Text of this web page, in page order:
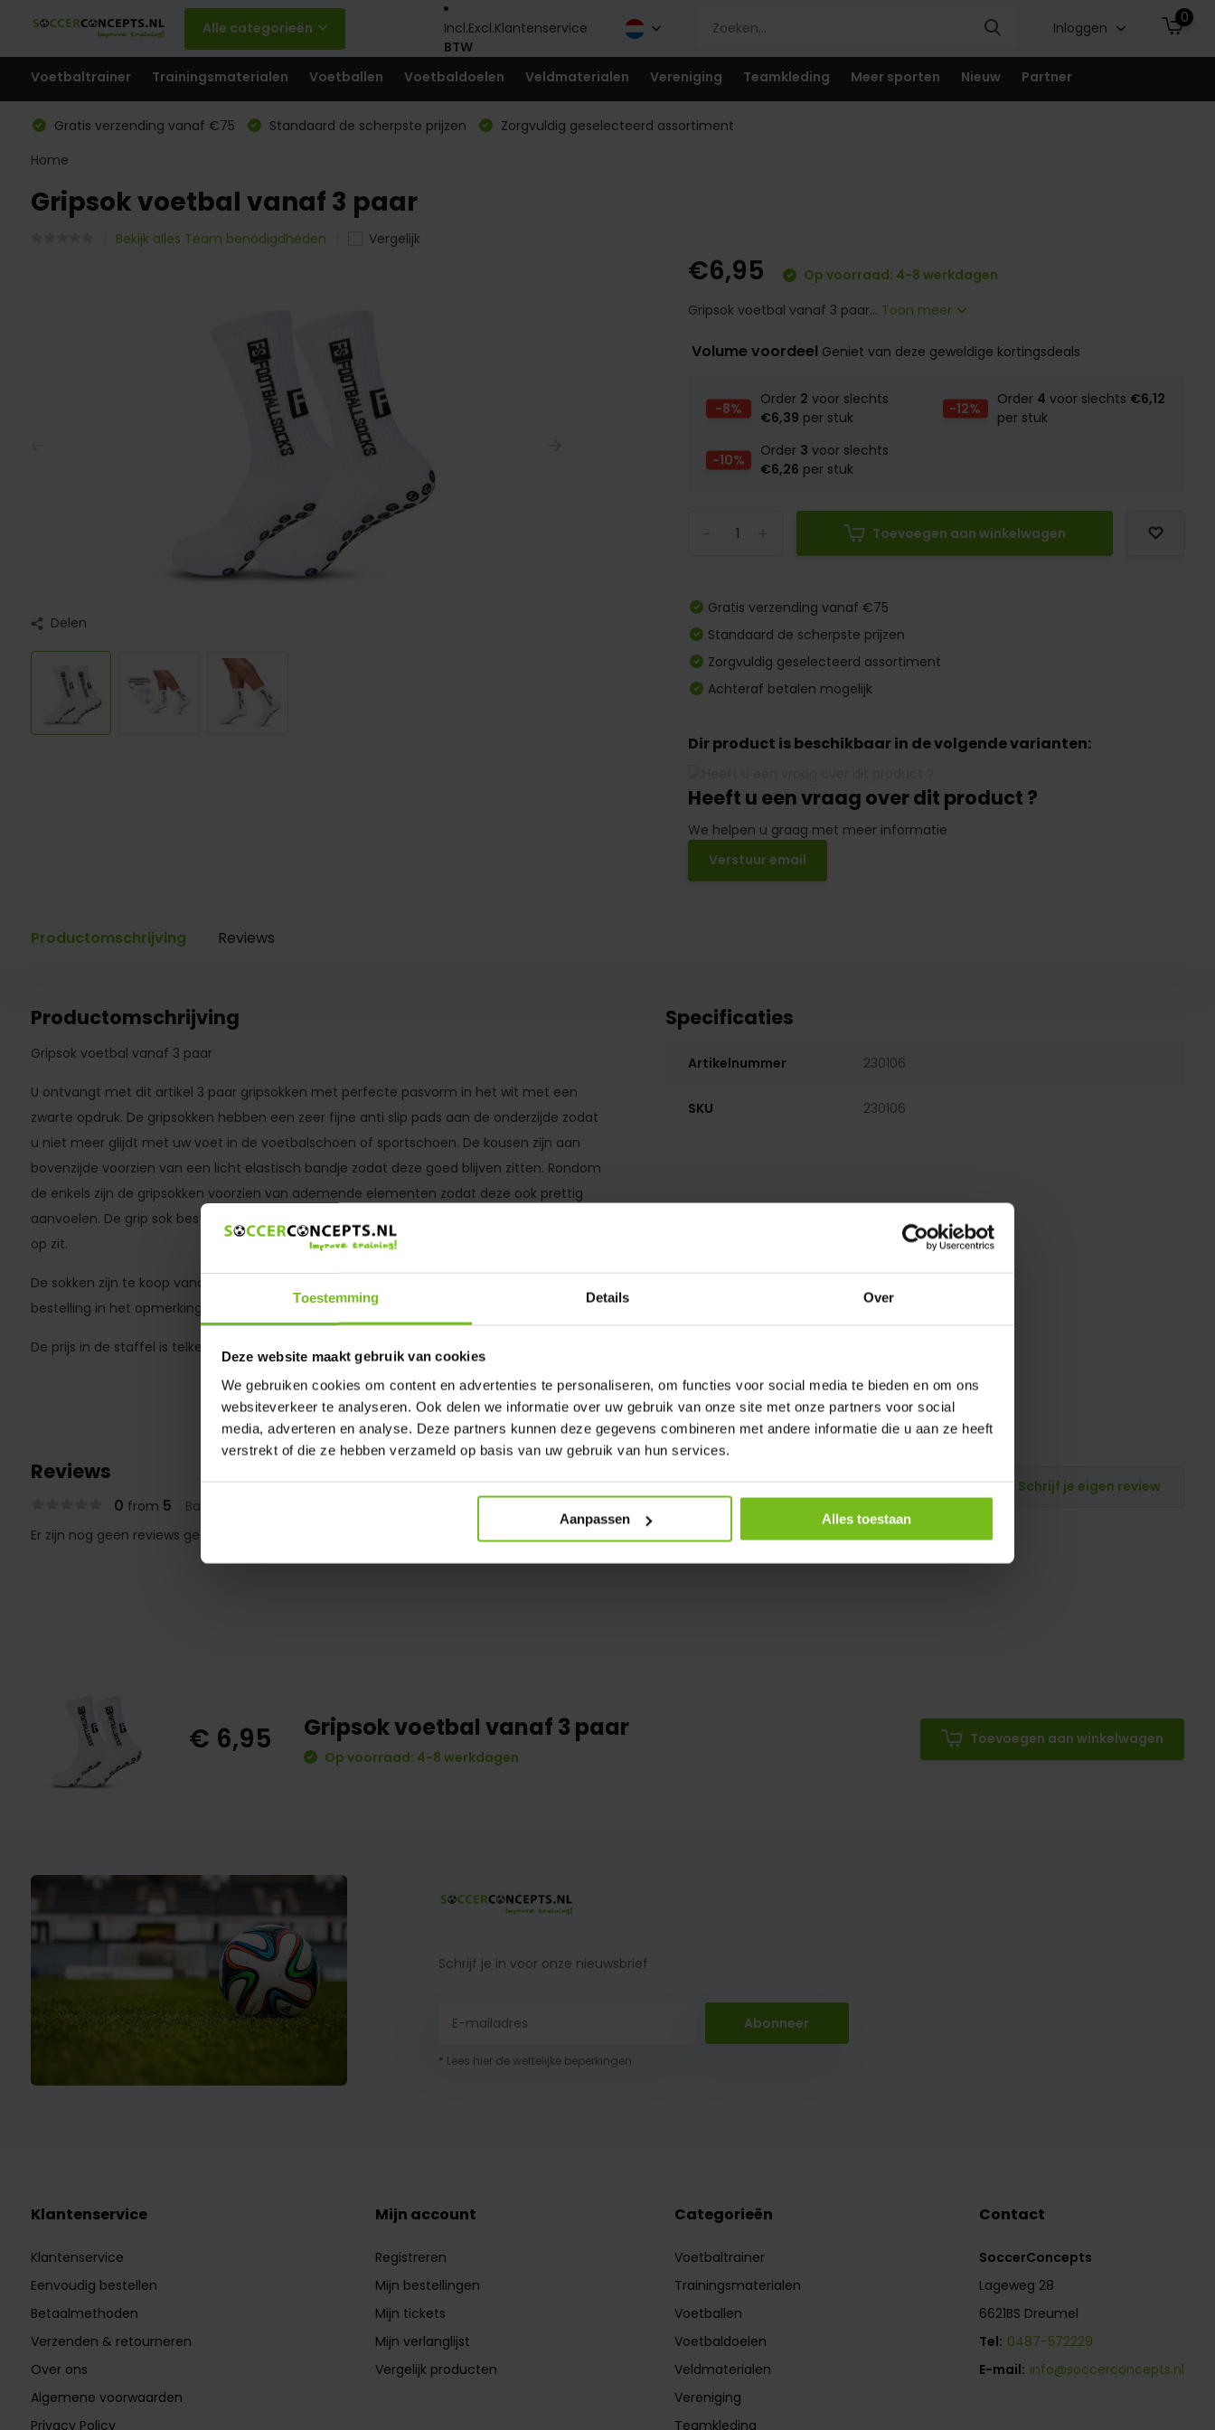
Toestemming Details Over
Deze website maakt gebruik van cookies
We gebruiken cookies om content en advertenties te personaliseren, om functies voor social media te bieden en om ons
websiteverkeer te analyseren. Ook delen we informatie over uw gebruik van onze site met onze partners voor social
media, adverteren en analyse. Deze partners kunnen deze gegevens combineren met andere informatie die u aan ze heeft
verstrekt of die ze hebben verzameld op basis van uw gebruik van hun services.
Aanpassen Alles toestaan
Alle categorieën Incl.Excl.
BTW
Klantenservice Inloggen
0
Voetbaltrainer Trainingsmaterialen Voetballen Voetbaldoelen Veldmaterialen Vereniging Teamkleding Meer sporten Nieuw Partner
Gratis verzending vanaf €75 Standaard de scherpste prijzen
Zorgvuldig geselecteerd assortiment
Home
Gripsok voetbal vanaf 3 paar
Bekijk alles Team benodigdheden Vergelijk
Delen
€6,95
Op voorraad: 4-8 werkdagen
Gripsok voetbal vanaf 3 paar... Toon meer
Volume voordeel Geniet van deze geweldige kortingsdeals
-8%
Order 2 voor slechts
€6,39 per stuk
-10%
Order 3 voor slechts
€6,26 per stuk
-12%
Order 4 voor slechts €6,12
per stuk
Toevoegen aan winkelwagen
Gratis verzending vanaf €75
Standaard de scherpste prijzen
Zorgvuldig geselecteerd assortiment
Achteraf betalen mogelijk
Dir product is beschikbaar in de volgende varianten:
Heeft u een vraag over dit product ?
We helpen u graag met meer informatie
Verstuur email
Productomschrijving Reviews
Productomschrijving
Gripsok voetbal vanaf 3 paar
U ontvangt met dit artikel 3 paar gripsokken met perfecte pasvorm in het wit met een
zwarte opdruk. De gripsokken hebben een zeer fijne anti slip pads aan de onderzijde zodat
u niet meer glijdt met uw voet in de voetbalschoen of sportschoen. De kousen zijn aan
bovenzijde voorzien van een licht elastisch bandje zodat deze goed blijven zitten. Rondom
de enkels zijn de gripsokken voorzien van ademende elementen zodat deze ook prettig
aanvoelen. De grip sok bestaant uit 98% polyester en 2% elastan zodat er een beetje rek
op zit.
De sokken zijn te koop vanaf 3 paar in de maten 35–38, 39–42 und 43–46. Geef bij uw
bestelling in het opmerkingenveld aan hoeveel paar su van welke maat wilt ontvangen
De prijs in de staffel is telkens per 3 paar
Specificaties
Artikelnummer 230106
SKU 230106
Reviews
0 from 5 Based on 0 reviews
Schrijf je eigen review
Er zijn nog geen reviews geschreven over dit product..
€ 6,95 Gripsok voetbal vanaf 3 paar
Op voorraad: 4-8 werkdagen
Toevoegen aan winkelwagen
Schrijf je in voor onze nieuwsbrief
Abonneer
* Lees hier de wettelijke beperkingen
Klantenservice
Klantenservice
Eenvoudig bestellen
Betaalmethoden
Verzenden & retourneren
Over ons
Algemene voorwaarden
Privacy Policy
Mijn account
Registreren
Mijn bestellingen
Mijn tickets
Mijn verlanglijst
Vergelijk producten
Categorieën
Voetbaltrainer
Trainingsmaterialen
Voetballen
Voetbaldoelen
Veldmaterialen
Vereniging
Teamkleding
Contact
SoccerConcepts
Lageweg 28
6621BS Dreumel
Tel: 0487-572229
E-mail: info@soccerconcepts.nl